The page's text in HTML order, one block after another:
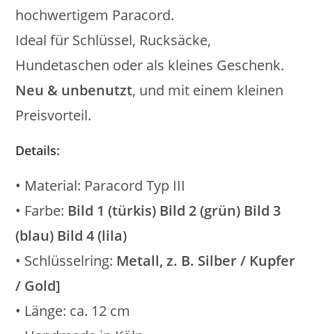
hochwertigem Paracord.
Ideal für Schlüssel, Rucksäcke,
Hundetaschen oder als kleines Geschenk.
Neu & unbenutzt, und mit einem kleinen
Preisvorteil.
Details:
• Material: Paracord Typ III
• Farbe: Bild 1 (türkis) Bild 2 (grün) Bild 3
(blau) Bild 4 (lila)
• Schlüsselring: Metall, z. B. Silber / Kupfer
/ Gold]
• Länge: ca. 12 cm